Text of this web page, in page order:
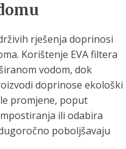
rješenja doprinosi
Korištenje EVA filtera
vodom, dok
doprinose ekološki
promjene, poput
ili odabira
poboljšavaju